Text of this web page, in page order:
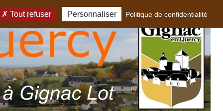
Tout refuser Personnaliser Politique de confidentialité